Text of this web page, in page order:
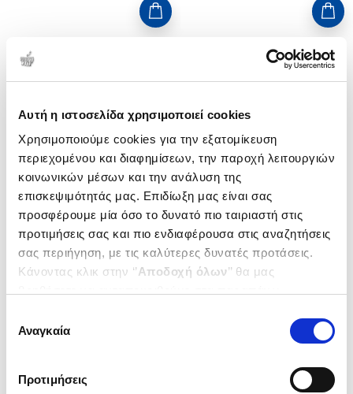
Αυτή η ιστοσελίδα χρησιμοποιεί cookies
Χρησιμοποιούμε cookies για την εξατομίκευση
περιεχομένου και διαφημίσεων, την παροχή λειτουργιών
κοινωνικών μέσων και την ανάλυση της
επισκεψιμότητάς μας. Επιδίωξη μας είναι σας
προσφέρουμε μία όσο το δυνατό πιο ταιριαστή στις
προτιμήσεις σας και πιο ενδιαφέρουσα στις αναζητήσεις
σας περιήγηση, με τις καλύτερες δυνατές προτάσεις.
Κάνοντας κλικ στην ‘’Αποδοχή όλων’’ θα μας
ενδιαφέρουν και να επιλέξετε από τα παρακάτω με την
΄΄και να ενημερωθείτε σχετικά με
συγκατάθεσης
Αναγκαία
Προτιμήσεις
(0)
(P/B) READING AND WRITING
Κωδ. Πολιτείας:
(0)
(P/B) LEARN TO WRITE CHINESE